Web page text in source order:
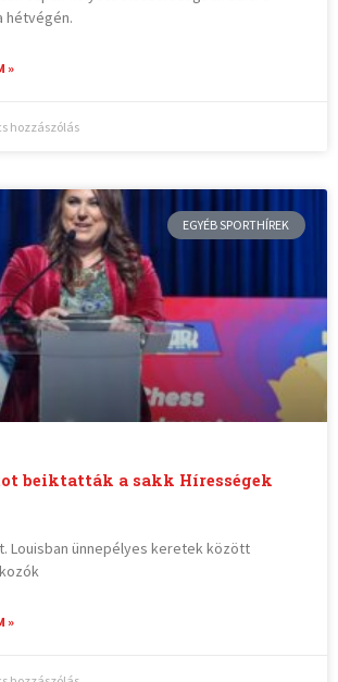
hétvégén.
»
hozzászólás
EGYÉB SPORTHÍREK
beiktatták a sakk Hírességek
Louisban ünnepélyes keretek között
»